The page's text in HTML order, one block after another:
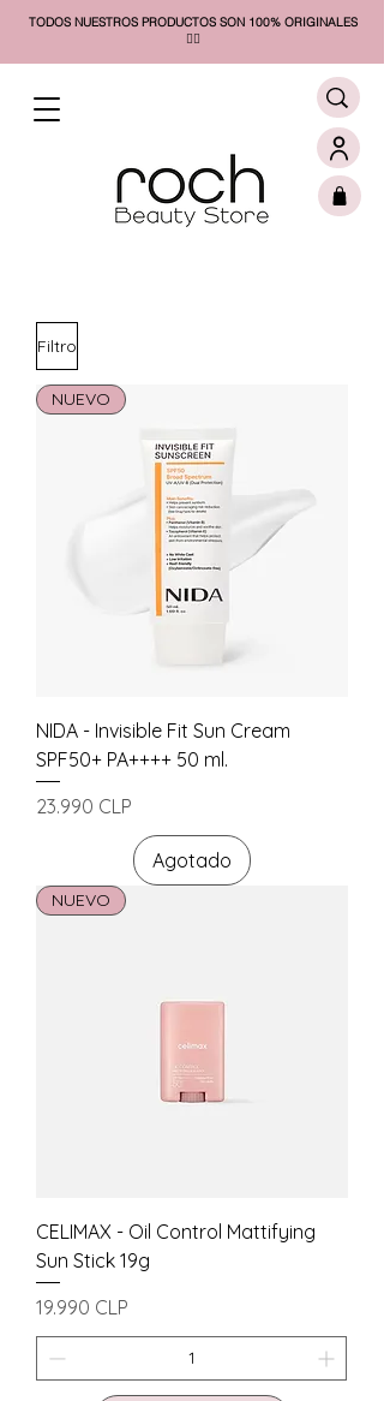
TODOS NUESTROS PRODUCTOS SON 100% ORIGINALES
❤️‍🔥​
Filtro
NUEVO
NIDA - Invisible Fit Sun Cream
SPF50+ PA++++ 50 ml.
Precio
23.990 CLP
Agotado
NUEVO
CELIMAX - Oil Control Mattifying
Sun Stick 19g
Precio
19.990 CLP